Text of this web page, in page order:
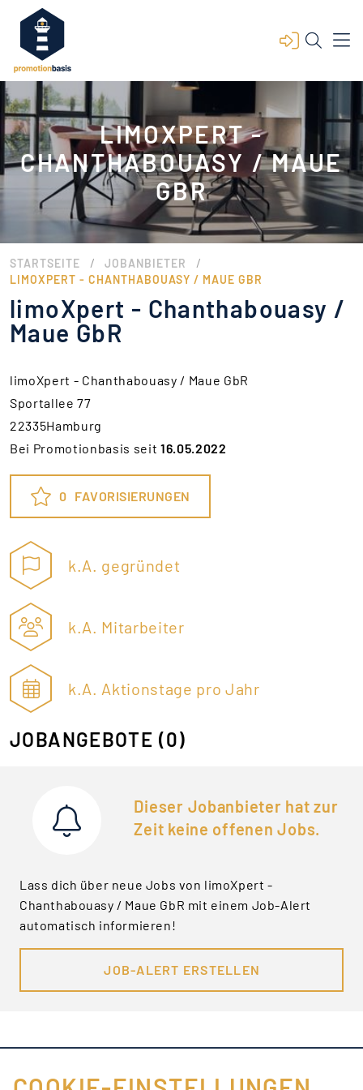
LIMOXPERT -
CHANTHABOUASY / MAUE
GBR
STARTSEITE / JOBANBIETER /
LIMOXPERT - CHANTHABOUASY / MAUE GBR
limoXpert - Chanthabouasy /
Maue GbR
limoXpert - Chanthabouasy / Maue GbR
Sportallee 77
22335Hamburg
Bei Promotionbasis seit16.05.2022
0 FAVORISIERUNGEN
k.A. gegründet
k.A. Mitarbeiter
k.A. Aktionstage pro Jahr
JOBANGEBOTE (0)
Dieser Jobanbieter hat zur
Zeit keine offenen Jobs.
Lass dich über neue Jobs von limoXpert -
Chanthabouasy / Maue GbR mit einem Job-Alert
automatisch informieren!
JOB-ALERT ERSTELLEN